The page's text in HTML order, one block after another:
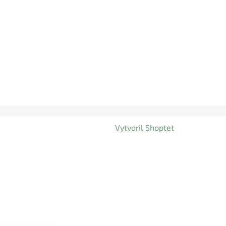
Vytvoril Shoptet